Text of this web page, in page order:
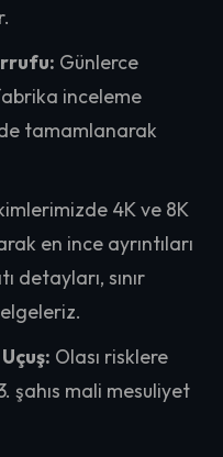
Günlerce
inceleme
tamamlanarak
4K ve 8K
en ince ayrıntıları
detayları, sınır
Olası risklere
şahıs mali mesuliyet